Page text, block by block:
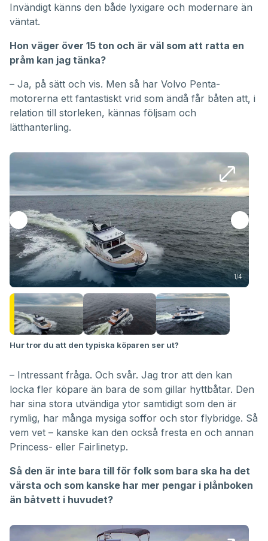
Invändigt känns den både lyxigare och modernare än
väntat.
Hon väger över 15 ton och är väl som att ratta en
pråm kan jag tänka?
– Ja, på sätt och vis. Men så har Volvo Penta-
motorerna ett fantastiskt vrid som ändå får båten att, i
relation till storleken, kännas följsam och
lätthanterling.
1/4
Hur tror du att den typiska köparen ser ut?
– Intressant fråga. Och svår. Jag tror att den kan
locka fler köpare än bara de som gillar hyttbåtar. Den
har sina stora utvändiga ytor samtidigt som den är
rymlig, har många mysiga soffor och stor flybridge. Så
vem vet – kanske kan den också fresta en och annan
Princess- eller Fairlinetyp.
Så den är inte bara till för folk som bara ska ha det
värsta och som kanske har mer pengar i plånboken
än båtvett i huvudet?